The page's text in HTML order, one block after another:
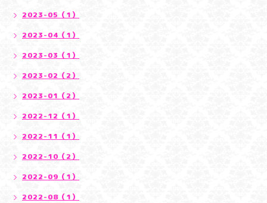
2023-05（1）
2023-04（1）
2023-03（1）
2023-02（2）
2023-01（2）
2022-12（1）
2022-11（1）
2022-10（2）
2022-09（1）
2022-08（1）